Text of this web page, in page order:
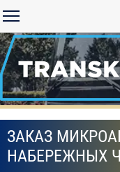
ЗАКАЗ
НАБЕРЕЖНЫХ